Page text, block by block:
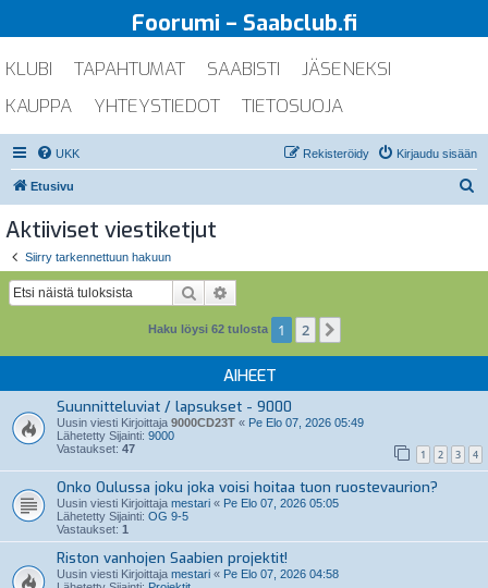
Foorumi – Saabclub.fi
KLUBI TAPAHTUMAT SAABISTI
JÄSENEKSI
KAUPPA
YHTEYSTIEDOT TIETOSUOJA
UKK Kirjaudu sisään
Rekisteröidy
Etusivu
Aktiiviset viestiketjut
Siirry tarkennettuun hakuun
Etsi
Haku löysi 62 tulosta 1 2
AIHEET
Suunnitteluviat / lapsukset - 9000
Uusin viesti Kirjoittaja 9000CD23T « Pe Elo 07, 2026 05:49
Lähetetty Sijainti: 9000
Vastaukset: 47 1 2 3 4
Onko Oulussa joku joka voisi hoitaa tuon ruostevaurion?
Uusin viesti Kirjoittaja mestari « Pe Elo 07, 2026 05:05
Lähetetty Sijainti: OG 9-5
Vastaukset: 1
Riston vanhojen Saabien projektit!
Uusin viesti Kirjoittaja mestari « Pe Elo 07, 2026 04:58